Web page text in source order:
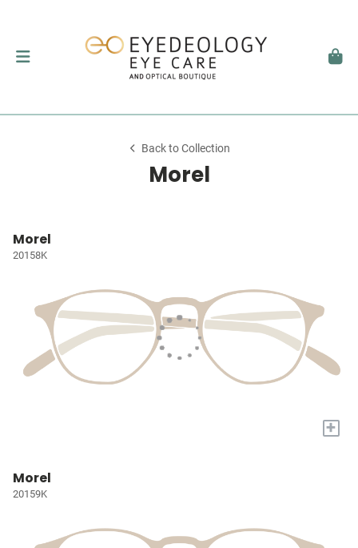
Back to Collection
Morel
Morel
20158K
+
Morel
20159K